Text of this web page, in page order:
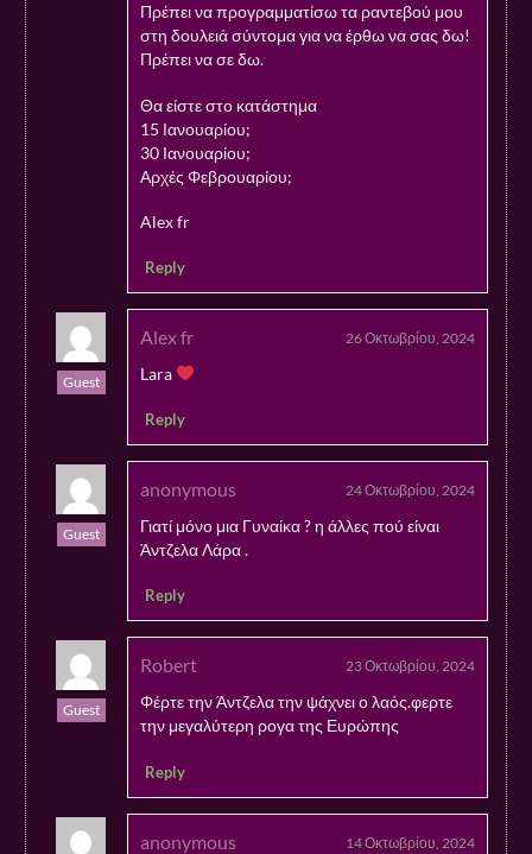
Πρέπει να προγραμματίσω τα ραντεβού μου
στη δουλειά σύντομα για να έρθω να σας δω!
Πρέπει να σε δω.
Θα είστε στο κατάστημα
15 Ιανουαρίου;
30 Ιανουαρίου;
Αρχές Φεβρουαρίου;
Alex fr
Reply
Guest
Alex fr 26 Οκτωβρίου, 2024
Lara
Reply
Guest
anonymous 24 Οκτωβρίου, 2024
Γιατί μόνο μια Γυναίκα ? η άλλες πού είναι
Άντζελα Λάρα .
Reply
Guest
Robert 23 Οκτωβρίου, 2024
Φέρτε την Άντζελα την ψάχνει ο λαός.φερτε
την μεγαλύτερη ρογα της Ευρώπης
Reply
anonymous 14 Οκτωβρίου, 2024